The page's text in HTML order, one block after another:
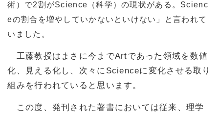
術）で2割がScience（科学）の現状がある。Scienc
eの割合を増やしていかないといけない」と言われて
いました。
工藤教授はまさに今までArtであった領域を数値
化、見える化し、次々にScienceに変化させる取り
組みを行われていると思います。
この度、発刊された著書においては従来、理学